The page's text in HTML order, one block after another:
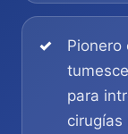
Pionero
para
cirugías